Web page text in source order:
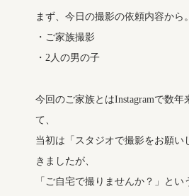
まず、今日の撮影の依頼内容から。
・ご家族撮影
・2人の男の子
今回のご家族とはInstagramで数年
て、
当初は「スタジオで撮影をお願い
きましたが、
「ご自宅で撮りませんか？」とい